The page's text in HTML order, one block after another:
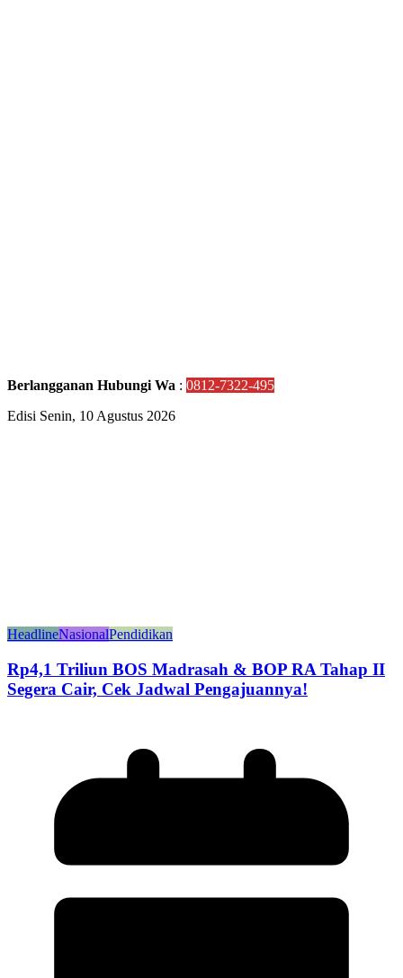
Berlangganan Hubungi Wa : 0812-7322-495
Edisi Senin, 10 Agustus 2026
HeadlineNasionalPendidikan
Rp4,1 Triliun BOS Madrasah & BOP RA Tahap II
Segera Cair, Cek Jadwal Pengajuannya!